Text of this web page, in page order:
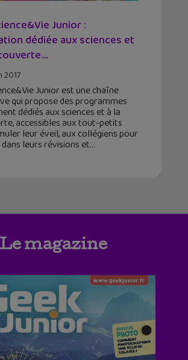
Junior :
dédiée aux sciences et
2017
Junior est une chaîne
qui propose des programmes
dédiés aux sciences et à la
accessibles aux tout-petits
leur éveil, aux collégiens pour
leurs révisions et
Le magazine